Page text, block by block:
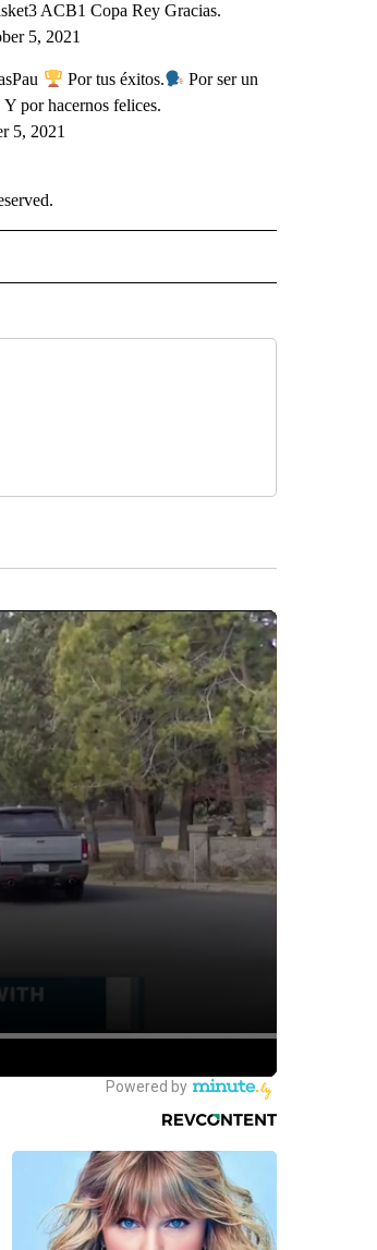
ACB1 Copa Rey Gracias.
5, 2021
Por tus éxitos.
Por ser un
Y por hacernos felices.
5, 2021
NEW PAGES ON "NEWS".